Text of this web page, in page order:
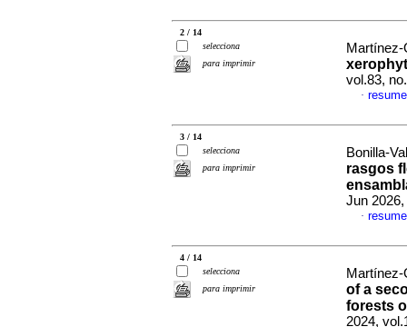
2 / 14
selecciona
para imprimir
vol.83,
·
3 / 14
selecciona
para imprimir
Bonilla-
rasgos
Jun
·
4 / 14
selecciona
para imprimir
of a
forests
2024,